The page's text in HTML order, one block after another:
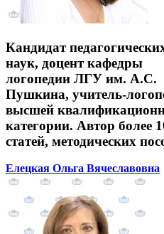
Кандидат
наук, доцент кафедры
логопедии ЛГУ им. А.С.
Пушкина, учитель-
высшей
категории. Автор более
статей, методических
Елецкая Ольга Вячеславовна